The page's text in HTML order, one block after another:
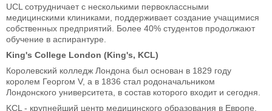
UCL сотрудничает с несколькими первоклассными
медицинскими клиниками, поддерживает создание учащимися
собственных предприятий. Более 40% студентов продолжают
обучение в аспирантуре.
King's College London (King's, KCL)
Королевский колледж Лондона был основан в 1829 году
королем Георгом V, а в 1836 стал родоначальником
Лондонского университета, в состав которого входит и сегодня.
KCL - крупнейший центр медицинского образования в Европе.